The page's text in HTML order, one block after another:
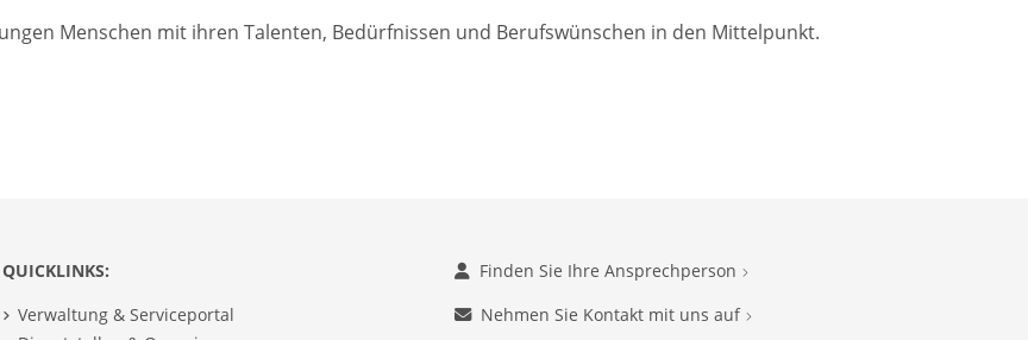
Menschen mit ihren Talenten, Bedürfnissen und Berufswünschen in den Mittelpunkt.
QUICKLINKS:
Verwaltung & Serviceportal
Finden Sie Ihre Ansprechperson
Nehmen Sie Kontakt mit uns auf